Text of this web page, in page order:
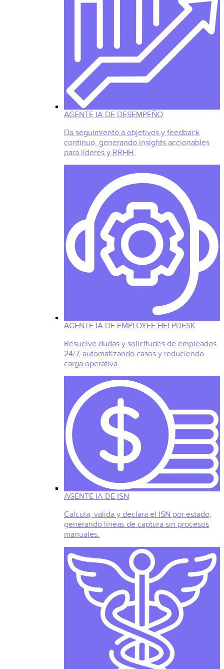
AGENTE IA DE DESEMPEÑO
Da seguimiento a objetivos y feedback
continuo, generando insights accionables
para líderes y RRHH.
AGENTE IA DE EMPLOYEE HELPDESK
Resuelve dudas y solicitudes de empleados
24/7, automatizando casos y reduciendo
carga operativa.
AGENTE IA DE ISN
Calcula, valida y declara el ISN por estado,
generando líneas de captura sin procesos
manuales.